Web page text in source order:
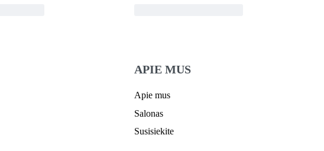
APIE MUS
Apie mus
Salonas
Susisiekite